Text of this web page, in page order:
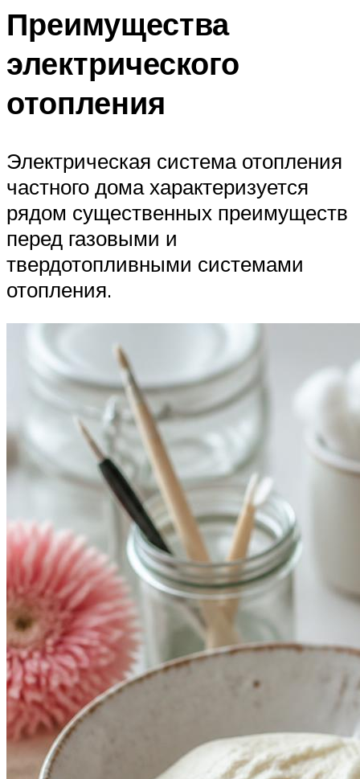
Преимущества
электрического
отопления
Электрическая система отопления
частного дома характеризуется
рядом существенных преимуществ
перед газовыми и
твердотопливными системами
отопления.